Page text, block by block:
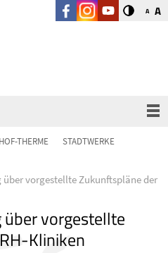
A A
THERME STADTWERKE
über vorgestellte Zukunftspläne der
vorgestellte
Kliniken